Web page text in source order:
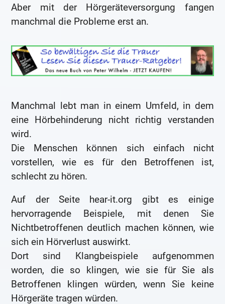
Aber mit der Hörgeräteversorgung fangen
manchmal die Probleme erst an.
Manchmal lebt man in einem Umfeld, in dem
eine Hörbehinderung nicht richtig verstanden
wird.
Die Menschen können sich einfach nicht
vorstellen, wie es für den Betroffenen ist,
schlecht zu hören.
Auf der Seite hear-it.org gibt es einige
hervorragende Beispiele, mit denen Sie
Nichtbetroffenen deutlich machen können, wie
sich ein Hörverlust auswirkt.
Dort sind Klangbeispiele aufgenommen
worden, die so klingen, wie sie für Sie als
Betroffenen klingen würden, wenn Sie keine
Hörgeräte tragen würden.